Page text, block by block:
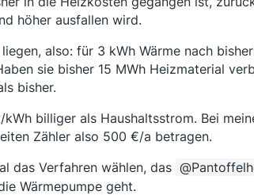
höher ausfallen wird.
also: für 3 kWh Wärme nach
sie bisher 15 MWh Heizmaterial
bisher.
billiger als Haushaltsstrom. Bei
Zähler also 500 €/a betragen.
das Verfahren wählen, das
Wärmepumpe geht.